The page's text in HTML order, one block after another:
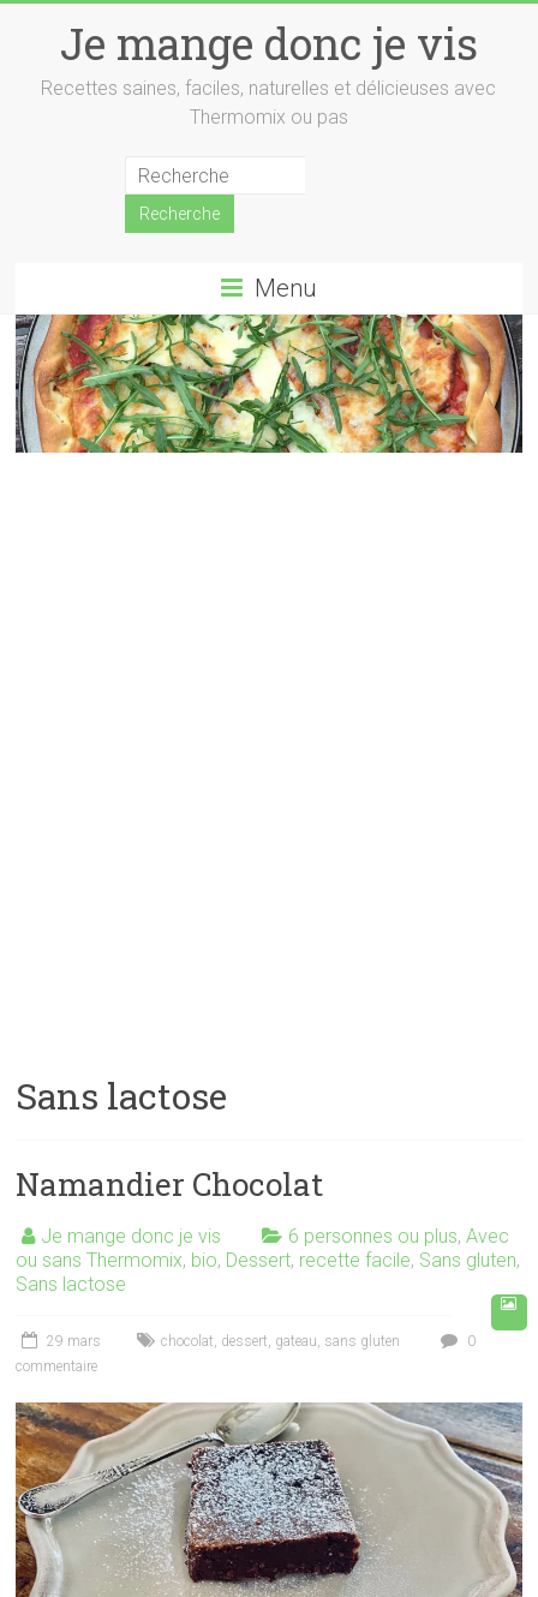
contentJe mange donc je vis
Recettes saines, faciles, naturelles et délicieuses avec
Thermomix ou pas
Menu
Sans lactose
Namandier Chocolat
Je mange donc je vis 6 personnes ou plus,Avec
ou sans Thermomix, bio, Dessert, recette facile, Sans gluten,
Sans lactose
29 mars chocolat, dessert, gateau, sans gluten
0
commentaire